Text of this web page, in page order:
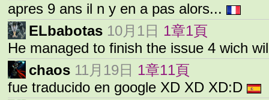
apres 9 ans il n y en a pas alors...
ELbabotas 10月1日 1章1頁
He managed to finish the issue 4 wich
chaos 11月19日 1章11頁
fue traducido en google XD XD XD:D